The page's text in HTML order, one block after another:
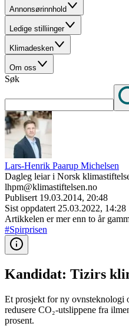
Annonsørinnhold
Ledige stilliinger
Klimadesken
Om oss
Søk
Lars-Henrik Paarup Michelsen
Dagleg leiar i Norsk
lhpm@klimastiftelsen.no
Publisert 19.03.2014, 20:48
Sist oppdatert 25.03.2022, 14:28
Artikkelen er mer enn to år
#Spirprisen
Kandidat: Tizirs
Et prosjekt for ny ovnsteknologi
redusere CO₂-utslippene fra
prosent.